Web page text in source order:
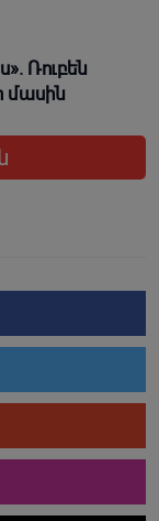
Ռուբեն
մասին